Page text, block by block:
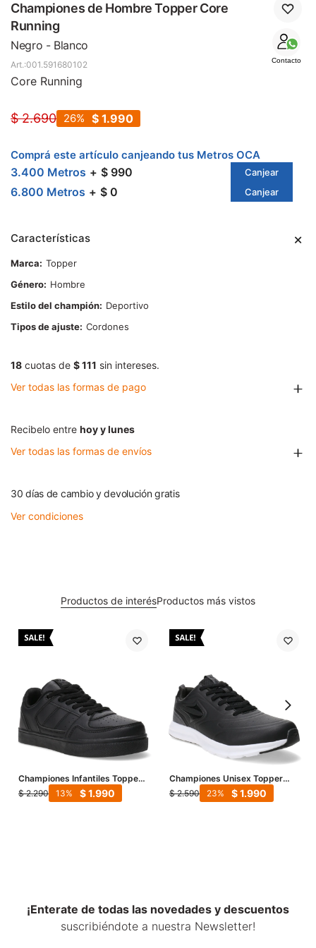
Championes de Hombre Topper Core
Running
Negro - Blanco
Contacto
001.591680102
Core Running
$ 2.690 $ 1.990
26
Comprá este artículo canjeando tus Metros OCA
3.400 Metros $ 990 Canjear
6.800 Metros $ 0 Canjear
Características
Marca
Topper
Género
Hombre
Estilo del champión
Deportivo
Tipos de ajuste Cordones
18 cuotas de $ 111 sin intereses.
Ver todas las formas de pago
Recibelo entre hoy y lunes
Ver todas las formas de envíos
30 días de cambio y devolución gratis
Ver condiciones
Productos de interésProductos más vistos
Championes Infantiles Topper
Costa II Kids - Negro - Blanco
$ 2.290 $1.990
13
Championes Unisex Topper
Boro III - Negro - Gris
$ 2.590 $1.990
23
¡Enterate de todas las novedades y descuentos
suscribiéndote a nuestra Newsletter!